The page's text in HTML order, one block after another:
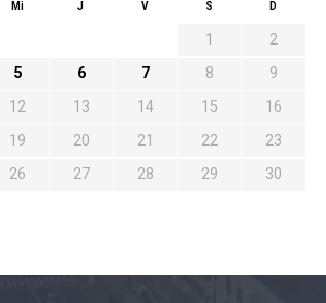
Mi J V S D
1
2
5 6 7 8
9
12 13 14 15
16
19 20 21 22
23
26 27 28 29
30